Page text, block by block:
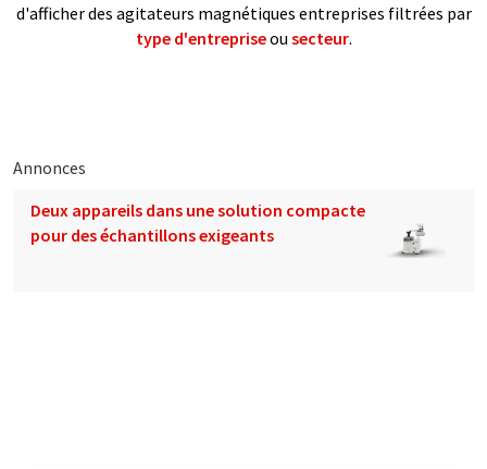
d'afficher des agitateurs magnétiques entreprises filtrées par
type d'entrepriseou secteur.
Annonces
Deux appareils dans une solution compacte
pour des échantillons exigeants